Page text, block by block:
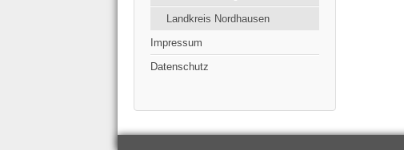
Landkreis Nordhausen
Impressum
Datenschutz